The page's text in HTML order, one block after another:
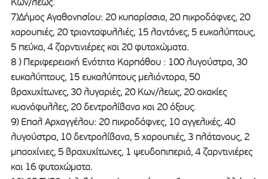
7)Δήμος Αγαθονησίου: 20 κυπαρίσσια, 20 πικροδάφνες, 20
χαρουπιές, 20 τριανταφυλλιές, 15 λαντάνες, 5 ευκαλύπτους,
5 πεύκα, 4 ζαρντινιέρες και 20 φυτοχώματα.
8 ) Περιφερειακή Ενότητα Καρπάθου : 100 λυγούστρα, 30
ευκαλύπτους, 15 ευκαλύπτους μελιόντορα, 50
βραχυχίτωνες, 30 λυγαριές, 20 Κων/λεως, 20 ακακίες
κυανόφυλλες, 20 δεντρολίβανα και 20 όξους.
9) Επαλ Αρχαγγέλου: 20 πικροδάφνες, 10 αγγελικές, 40
λυγούστρα, 10 δεντρολίβανα, 5 χαρουπιές, 3 πλάτανους, 2
μπαοχίνιες, 5 βραχυχίτωνες, 1 ψευδοπιπεριά, 4 ζαρντινιέρες
και 16 φυτοχώματα.